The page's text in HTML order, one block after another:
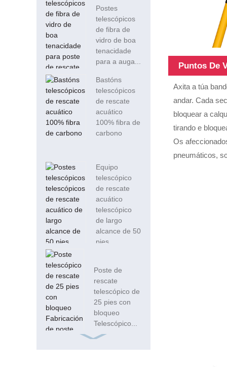
Postes
telescópicos
de fibra de
vidro de boa
tenacidade
para a auga...
Bastóns
telescópicos
de rescate
acuático
100% fibra de
carbono
Equipo
telescópico
de rescate
acuático
telescópico
de largo
alcance de 50
pies...
Poste de
rescate
telescópico de
25 pies con
bloqueo
Telescópico...
Puntos De
Axita a túa
andar. Cada
bloquear a
tirando e
Os
pneumáticos,